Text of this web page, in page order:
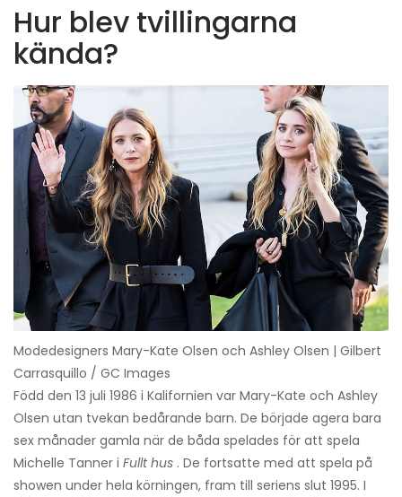
Hur blev tvillingarna
kända?
Modedesigners Mary-Kate Olsen och Ashley Olsen | Gilbert
Carrasquillo / GC Images
Född den 13 juli 1986 i Kalifornien var Mary-Kate och Ashley
Olsen utan tvekan bedårande barn. De började agera bara
sex månader gamla när de båda spelades för att spela
Michelle Tanner i Fullt hus . De fortsatte med att spela på
showen under hela körningen, fram till seriens slut 1995. I